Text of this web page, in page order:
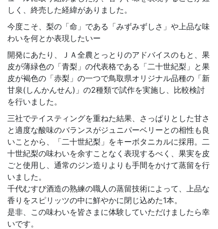
しく、終売した経緯がありました。
今度こそ、梨の「命」である「みずみずしさ」や上品な味
わいを何とか表現したいー
開発にあたり、ＪＡ全農とっとりのアドバイスのもと、果
皮が薄緑色の「青梨」の代表格である「二十世紀梨」と果
皮が褐色の「赤梨」の一つで鳥取県オリジナル品種の「新
甘泉(しんかんせん)」の2種類で試作を実施し、比較検討
を行いました。
三社でテイスティングを重ねた結果、さっぱりとした甘さ
と適度な酸味のバランスがジュニパーベリーとの相性も良
いことから、「二十世紀梨」をキーボタニカルに採用。二
十世紀梨の味わいを余すことなく表現するべく、果実を皮
ごと使用し、通常のジン造りよりも手間をかけて蒸留を行
いました。
千代むすび酒造の熟練の職人の蒸留技術によって、上品な
香りをスピリッツの中に鮮やかに閉じ込めた1本。
是非、この味わいを皆さまに体験していただけましたら幸
いです。